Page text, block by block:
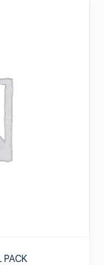
PACK